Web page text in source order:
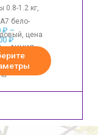
0.8-1.2 кг,
бело-
цена
кг АКЦИЯ
₽ –
₽